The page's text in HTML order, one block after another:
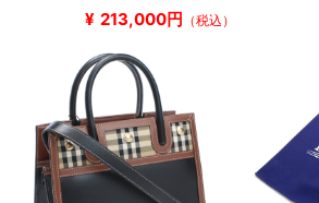
¥ 213,000円 （税込）